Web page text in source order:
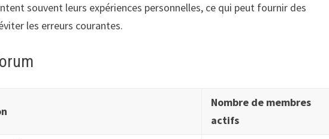
souvent leurs expériences personnelles, ce qui peut fournir des
les erreurs courantes.
Nombre de membres
actifs